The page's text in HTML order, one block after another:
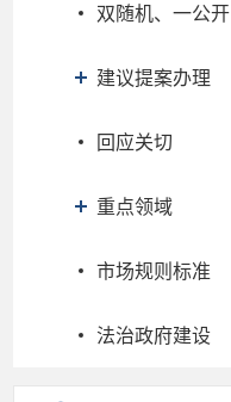
双随机、一公开
建议提案办理
回应关切
重点领域
市场规则标准
法治政府建设